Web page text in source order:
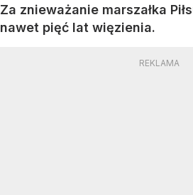
Za znieważanie marszałka
nawet pięć lat więzienia.